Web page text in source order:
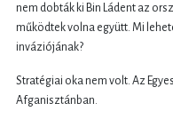
nem dobták ki Bin Ládent az
működtek volna együtt. Mi
inváziójának?
Stratégiai oka nem volt. Az
Afganisztánban.